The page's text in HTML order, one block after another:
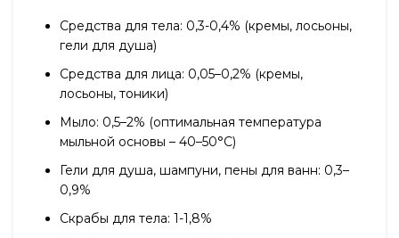
Средства для тела: 0,3-0,4% (кремы, лосьоны,
гели для душа)
Средства для лица: 0,05–0,2% (кремы,
лосьоны, тоники)
Мыло: 0,5–2% (оптимальная температура
мыльной основы – 40–50°С)
Гели для душа, шампуни, пены для ванн: 0,3–
0,9%
Скрабы для тела: 1-1,8%